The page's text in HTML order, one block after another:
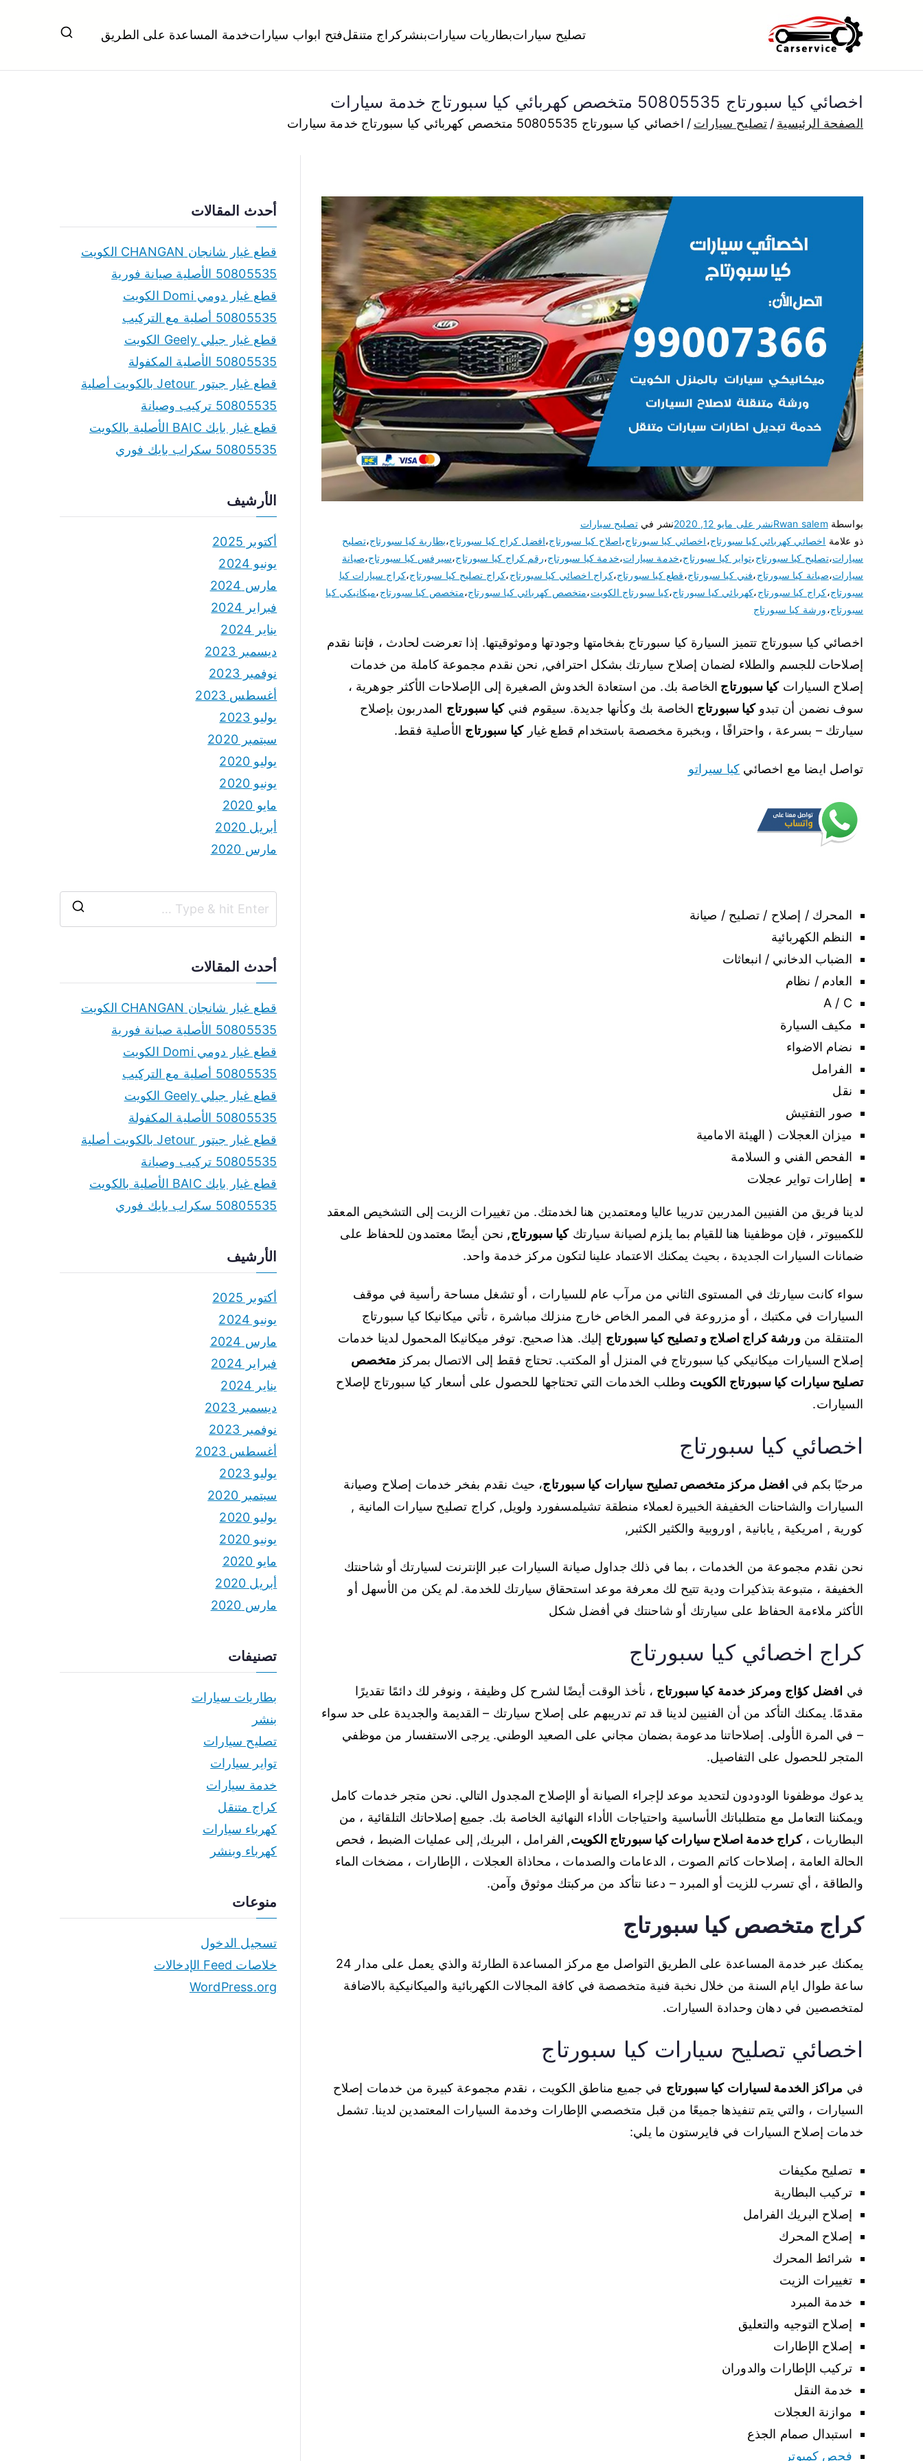
بنشر متنقل الكويت
بنشر متنقل الكويت كهرباء وبنشر تبديل تواير تواير اطارات عجلات تصليح وصيانة سيارات امام المنزل تبديل بطاريات بارخص الاسعار
تصليح سياراتبطاريات سياراتبنشر كراج متنقلفتح ابواب سياراتخدمة المساعدة على الطريق
اخصائي كيا سبورتاج 50805535 متخصص كهربائي كيا سبورتاج خدمة سيارات
الصفحة الرئيسية تصليح سيارات اخصائي كيا سبورتاج 50805535 متخصص كهربائي كيا سبورتاج خدمة سيارات
بواسطة Rwan salemنشر على مايو 12, 2020 نشر فيتصليح سيارات
ذو علامة اخصائي كهربائي كيا سبورتاج،اخصائي كيا سبورتاج،اصلاح كيا سبورتاج،افضل كراج كيا سبورتاج،بطارية كيا سبورتاج،تصليح
سيارات،تصليح كيا سبورتاج،تواير كيا سبورتاج،خدمة سيارات،خدمة كيا سبورتاج،رقم كراج كيا سبورتاج،سيرفس كيا سبورتاج،صيانة
سيارات،صيانة كيا سبورتاج،فني كيا سبورتاج،قطع كيا سبورتاج،كراج اخصائي كيا سبورتاج،كراج تصليح كيا سبورتاج،كراج سيارات كيا
سبورتاج،كراج كيا سبورتاج،كهربائي كيا سبورتاج،كيا سبورتاج الكويت،متخصص كهربائي كيا سبورتاج،متخصص كيا سبورتاج،ميكانيكي كيا
سبورتاج،ورشة كيا سبورتاج
اخصائي كيا سبورتاج تتميز السيارة كيا سبورتاج بفخامتها وجودتها وموثوقيتها. إذا تعرضت لحادث ، فإننا نقدم
إصلاحات للجسم والطلاء لضمان إصلاح سيارتك بشكل احترافي, نحن نقدم مجموعة كاملة من خدمات
إصلاح السياراتكيا سبورتاج الخاصة بك. من استعادة الخدوش الصغيرة إلى الإصلاحات الأكثر جوهرية ،
سوف نضمن أن تبدوكيا سبورتاج الخاصة بك وكأنها جديدة. سيقوم فنيكيا سبورتاج المدربون بإصلاح
سيارتك – بسرعة ، واحترافًا ، وبخبرة مخصصة باستخدام قطع غياركيا سبورتاج الأصلية فقط.
تواصل ايضا مع اخصائي كيا سيراتو
المحرك / إصلاح / تصليح / صيانة
النظم الكهربائية
الضباب الدخاني / انبعاثات
العادم / نظام
A / C
مكيف السيارة
نضام الاضواء
الفرامل
نقل
صور التفتيش
ميزان العجلات ( الهيئة الامامية
الفحص الفني و السلامة
إطارات تواير عجلات
لدينا فريق من الفنيين المدربين تدريبا عاليا ومعتمدين هنا لخدمتك. من تغييرات الزيت إلى التشخيص المعقد
للكمبيوتر ، فإن موظفينا هنا للقيام بما يلزم لصيانة سيارتككيا سبورتاج, نحن أيضًا معتمدون للحفاظ على
ضمانات السيارات الجديدة ، بحيث يمكنك الاعتماد علينا لتكون مركز خدمة واحد.
سواء كانت سيارتك في المستوى الثاني من مرآب عام للسيارات ، أو تشغل مساحة رأسية في موقف
السيارات في مكتبك ، أو مزروعة في الممر الخاص خارج منزلك مباشرة ، تأتي ميكانيكا كيا سبورتاج
المتنقلة من ورشة كراج اصلاج و تصليح كيا سبورتاج إليك. هذا صحيح. توفر ميكانيكا المحمول لدينا خدمات
إصلاح السيارات ميكانيكي كيا سبورتاج في المنزل أو المكتب. تحتاج فقط إلى الاتصال بمركز متخصص
تصليح سيارات كيا سبورتاج الكويت وطلب الخدمات التي تحتاجها للحصول على أسعار كيا سبورتاج لإصلاح
السيارات.
اخصائي كيا سبورتاج
مرحبًا بكم في افضل مركز متخصص تصليح سيارات كيا سبورتاج، حيث نقدم بفخر خدمات إصلاح وصيانة
السيارات والشاحنات الخفيفة الخبيرة لعملاء منطقة تشيلمسفورد ولويل, كراج تصليح سيارات المانية ,
كورية , امريكية , يابانية , اوروبية والكثير الكثبر,
نحن نقدم مجموعة من الخدمات ، بما في ذلك جداول صيانة السيارات عبر الإنترنت لسيارتك أو شاحنتك
الخفيفة ، متبوعة بتذكيرات ودية تتيح لك معرفة موعد استحقاق سيارتك للخدمة. لم يكن من الأسهل أو
الأكثر ملاءمة الحفاظ على سيارتك أو شاحنتك في أفضل شكل
كراج اخصائي كيا سبورتاج
في افضل كؤاج ومركز خدمة كيا سبورتاج ، نأخذ الوقت أيضًا لشرح كل وظيفة ، ونوفر لك دائمًا تقديرًا
مقدمًا. يمكنك التأكد من أن الفنيين لدينا قد تم تدريبهم على إصلاح سيارتك – القديمة والجديدة على حد سواء
– في المرة الأولى. إصلاحاتنا مدعومة بضمان مجاني على الصعيد الوطني. يرجى الاستفسار من موظفي
المتجر للحصول على التفاصيل.
يدعوك موظفونا الودودون لتحديد موعد لإجراء الصيانة أو الإصلاح المجدول التالي. نحن متجر خدمات كامل
ويمكننا التعامل مع متطلباتك الأساسية واحتياجات الأداء النهائية الخاصة بك. جميع إصلاحاتك التلقائية ، من
البطاريات ،كراج خدمة اصلاح سيارات كيا سبورتاج الكويت, الفرامل ، البريك, إلى عمليات الضبط ، فحص
الحالة العامة ، إصلاحات كاتم الصوت ، الدعامات والصدمات ، محاذاة العجلات ، الإطارات ، مضخات الماء
والطاقة ، أي تسرب للزيت أو المبرد – دعنا نتأكد من مركبتك موثوق وآمن.
كراج متخصص كيا سبورتاج
يمكنك عبر خدمة المساعدة على الطريق التواصل مع مركز المساعدة الطارئة والذي يعمل على مدار 24
ساعة طوال ايام السنة من خلال نخبة فنية متخصصة في كافة المجالات الكهربائية والميكانيكية بالاضافة
لمتخصصين في دهان وحدادة السيارات.
اخصائي تصليح سيارات كيا سبورتاج
في مراكز الخدمة لسيارات كيا سبورتاج في جميع مناطق الكويت ، نقدم مجموعة كبيرة من خدمات إصلاح
السيارات ، والتي يتم تنفيذها جميعًا من قبل متخصصي الإطارات وخدمة السيارات المعتمدين لدينا. تشمل
خدمات إصلاح السيارات في فايرستون ما يلي:
تصليح مكيفات
تركيب البطارية
إصلاح البريك الفرامل
إصلاح المحرك
شرائط المحرك
تغييرات الزيت
خدمة المبرد
إصلاح التوجيه والتعليق
إصلاح الإطارات
تركيب الإطارات والدوران
خدمة النقل
موازنة العجلات
استبدال صمام الجذع
فحص كمبوتر
أحدث المقالات
قطع غيار شانجان CHANGAN الكويت
50805535 الأصلية صيانة فورية
قطع غيار دومي Domi الكويت
50805535 أصلية مع التركيب
قطع غيار جيلي Geely الكويت
50805535 الأصلية المكفولة
قطع غيار جيتور Jetour بالكويت أصلية
50805535 تركيب وصيانة
قطع غيار بايك BAIC الأصلية بالكويت
50805535 سكراب بايك فوري
الأرشيف
أكتوبر 2025
يونيو 2024
مارس 2024
فبراير 2024
يناير 2024
ديسمبر 2023
نوفمبر 2023
أغسطس 2023
يوليو 2023
سبتمبر 2020
يوليو 2020
يونيو 2020
مايو 2020
أبريل 2020
مارس 2020
r
أحدث المقالات
قطع غيار شانجان CHANGAN الكويت
50805535 الأصلية صيانة فورية
قطع غيار دومي Domi الكويت
50805535 أصلية مع التركيب
قطع غيار جيلي Geely الكويت
50805535 الأصلية المكفولة
قطع غيار جيتور Jetour بالكويت أصلية
50805535 تركيب وصيانة
قطع غيار بايك BAIC الأصلية بالكويت
50805535 سكراب بايك فوري
الأرشيف
أكتوبر 2025
يونيو 2024
مارس 2024
فبراير 2024
يناير 2024
ديسمبر 2023
نوفمبر 2023
أغسطس 2023
يوليو 2023
سبتمبر 2020
يوليو 2020
يونيو 2020
مايو 2020
أبريل 2020
مارس 2020
تصنيفات
بطاريات سيارات
بنشر
تصليح سيارات
تواير سيارات
خدمة سيارات
كراج متنقل
كهرباء سيارات
كهرباء وبنشر
منوعات
تسجيل الدخول
خلاصات Feed الإدخالات
WordPress.org